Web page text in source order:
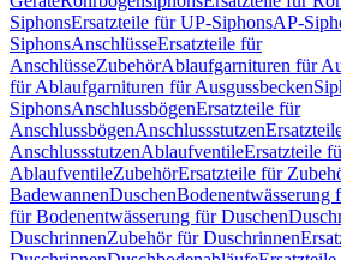
SiphonsErsatzteile für UP-SiphonsAP-
SiphonsAnschlüsseErsatzteile für
AnschlüsseZubehörAblaufgarnituren für
für Ablaufgarnituren für Ausgussbecken
SiphonsAnschlussbögenErsatzteile für
AnschlussbögenAnschlussstutzen
AnschlussstutzenAblaufventileErsatzteile
AblaufventileZubehörErsatzteile für
BadewannenDuschenBodenentwässerung
für Bodenentwässerung für Duschen
DuschrinnenZubehör für Duschrinnen